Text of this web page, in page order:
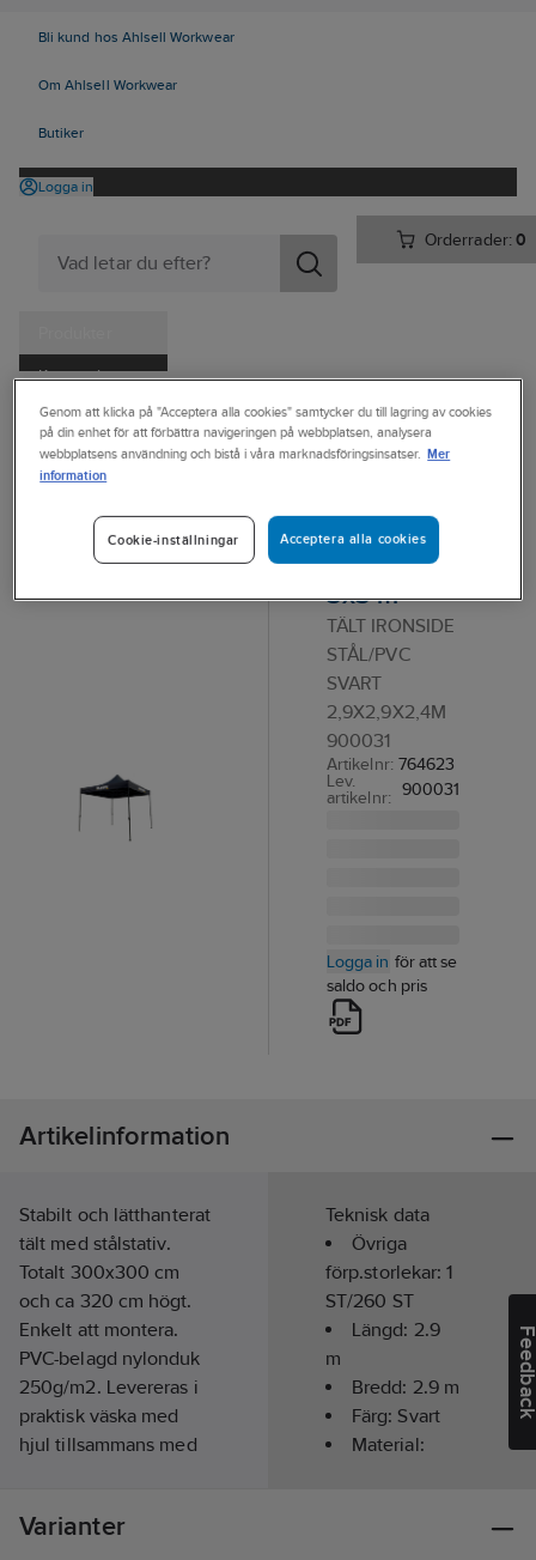
Bli kund hos Ahlsell Workwear
Om Ahlsell Workwear
Butiker
Logga in
Orderrader:0
Kampanjer
Tjänster
Kataloger
Ahlsell Produkter Verktyg & Maskiner
Fastighet och kontor
Utomhusmiljö
Tält
Ironside
3x3 m
TÄLT IRONSIDE
STÅL/PVC
SVART
2,9X2,9X2,4M
900031
Artikelnr: 764623
Lev.
artikelnr:
900031
Logga in för att se
saldo och pris
Artikelinformation
Stabilt och lätthanterat
tält med stålstativ.
Totalt 300x300 cm
och ca 320 cm högt.
Enkelt att montera.
PVC-belagd nylonduk
250g/m2. Levereras i
praktisk väska med
hjul tillsammans med
Lev. artikelnr:
Teknisk data
Övriga
förp.storlekar:1
ST/260 ST
Längd: 2.9
m
Bredd: 2.9m
Färg:Svart
Material:
Varianter
Genom att klicka på "Acceptera alla cookies" samtycker du till lagring av cookies
på din enhet för att förbättra navigeringen på webbplatsen, analysera
webbplatsens användning och bistå i våra marknadsföringsinsatser. Mer
information
Acceptera alla cookies
Cookie-inställningar